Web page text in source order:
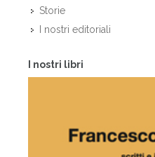
Storie
I nostri editoriali
I nostri libri